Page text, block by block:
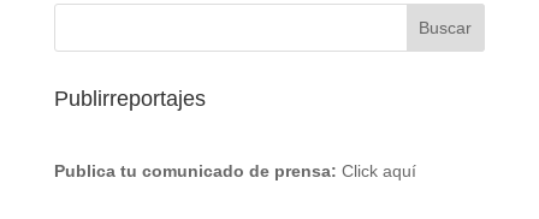
Publirreportajes
Publica tu comunicado de prensa: Click aquí